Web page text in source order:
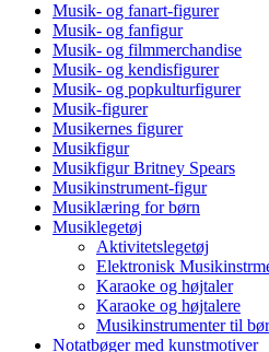
Musik- og fanart-figurer
Musik- og fanfigur
Musik- og filmmerchandise
Musik- og kendisfigurer
Musik- og popkulturfigurer
Musik-figurer
Musikernes figurer
Musikfigur
Musikfigur Britney Spears
Musikinstrument-figur
Musiklæring for børn
Musiklegetøj
Aktivitetslegetøj
Elektronisk
Karaoke og højtaler
Karaoke og højtalere
Musikinstrumenter til
Notatbøger med kunstmotiver